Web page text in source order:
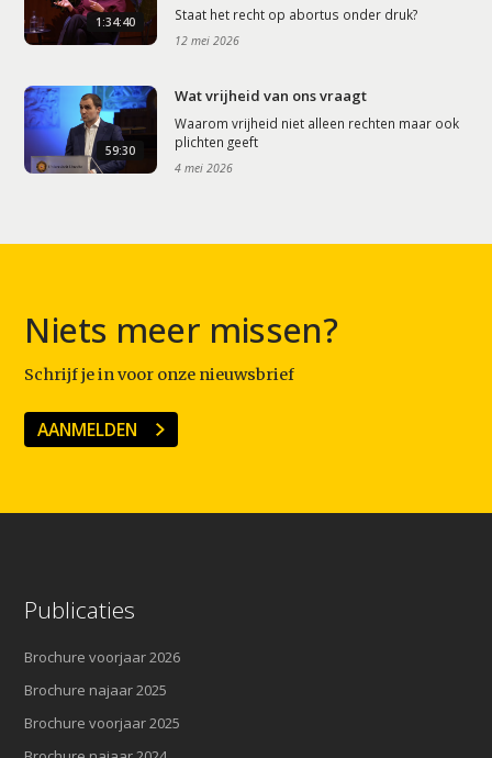
1:34:40 Staat het recht op abortus onder druk?
12 mei 2026
59:30
Wat vrijheid van ons vraagt
Waarom vrijheid niet alleen rechten maar ook
plichten geeft
4 mei 2026
Niets meer missen?
Schrijf je in voor onze nieuwsbrief
AANMELDEN
Publicaties
Brochure voorjaar 2026
Brochure najaar 2025
Brochure voorjaar 2025